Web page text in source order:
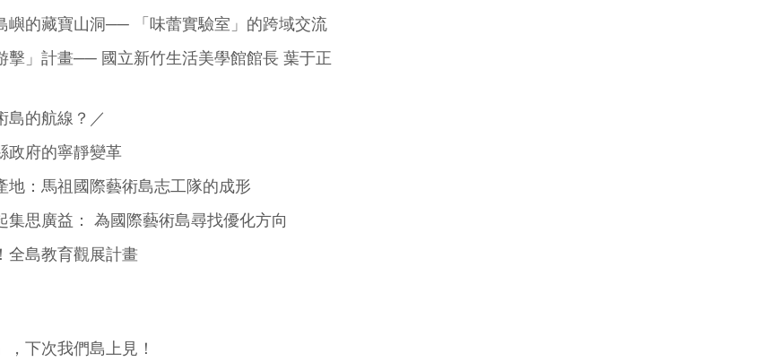
嶼的藏寶山洞──
「味蕾實驗室」的跨域交流
擊」計畫── 國立新竹生活美學館館長 葉于正
島的航線？／
政府的寧靜變革
地：馬祖國際藝術島志工隊的成形
集思廣益： 為國際藝術島尋找優化方向
全島教育觀展計畫
，下次我們島上見！